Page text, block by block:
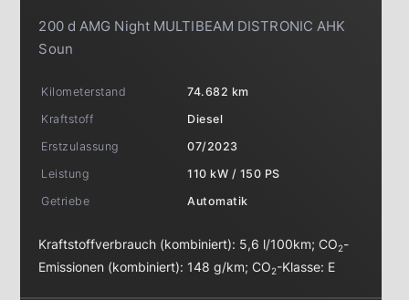
200 d AMG Night MULTIBEAM DISTRONIC AHK
Soun
Kilometerstand
74.682 km
Kraftstoff
Diesel
Erstzulassung
07/2023
Leistung
110 kW / 150 PS
Getriebe
Automatik
Kraftstoffverbrauch (kombiniert): 5,6 l/100km;CO2-
Emissionen (kombiniert): 148 g/km;CO2-Klasse: E